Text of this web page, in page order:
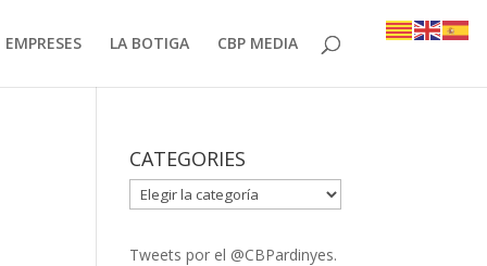
EMPRESES LA BOTIGA CBP MEDIA
CATEGORIES
CATEGORIES
Tweets por el @CBPardinyes.